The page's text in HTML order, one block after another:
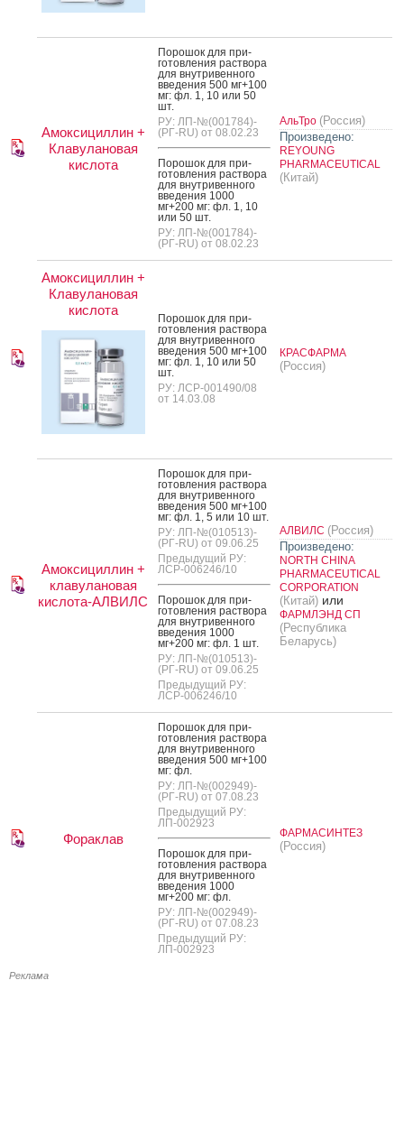
Амоксициллин +
Клавулановая
кислота
По­рошок для при­
готов­ле­ния рас­тво­ра
для внут­ри­вен­но­го
вве­дения 500 мг+100
мг: фл. 1, 10 или 50
шт.
РУ: ЛП-№(001784)-
(РГ-RU) от 08.02.23
По­рошок для при­
готов­ле­ния рас­тво­ра
для внут­ри­вен­но­го
вве­дения 1000
мг+200 мг: фл. 1, 10
или 50 шт.
РУ: ЛП-№(001784)-
(РГ-RU) от 08.02.23
АльТро (Россия)
Произведено:
REYOUNG
PHARMACEUTICAL
(Китай)
Амоксициллин +
Клавулановая
кислота
По­рошок для при­
готов­ле­ния рас­тво­ра
для внут­ри­вен­но­го
вве­дения 500 мг+100
мг: фл. 1, 10 или 50
шт.
РУ: ЛСР-001490/08
от 14.03.08
КРАСФАРМА
(Россия)
Амоксициллин +
клавулановая
кислота-АЛВИЛС
По­рошок для при­
готов­ле­ния рас­тво­ра
для внут­ри­вен­но­го
вве­дения 500 мг+100
мг: фл. 1, 5 или 10 шт.
РУ: ЛП-№(010513)-
(РГ-RU) от 09.06.25
Предыдущий РУ:
ЛСР-006246/10
По­рошок для при­
готов­ле­ния рас­тво­ра
для внут­ри­вен­но­го
вве­дения 1000
мг+200 мг: фл. 1 шт.
РУ: ЛП-№(010513)-
(РГ-RU) от 09.06.25
Предыдущий РУ:
ЛСР-006246/10
АЛВИЛС (Россия)
Произведено:
NORTH CHINA
PHARMACEUTICAL
CORPORATION
(Китай) или
ФАРМЛЭНД СП
(Республика
Беларусь)
Фораклав
По­рошок для при­
готов­ле­ния рас­тво­ра
для внут­ри­вен­но­го
вве­дения 500 мг+100
мг: фл.
РУ: ЛП-№(002949)-
(РГ-RU) от 07.08.23
Предыдущий РУ:
ЛП-002923
По­рошок для при­
готов­ле­ния рас­тво­ра
для внут­ри­вен­но­го
вве­дения 1000
мг+200 мг: фл.
РУ: ЛП-№(002949)-
(РГ-RU) от 07.08.23
Предыдущий РУ:
ЛП-002923
ФАРМАСИНТЕЗ
(Россия)
Реклама